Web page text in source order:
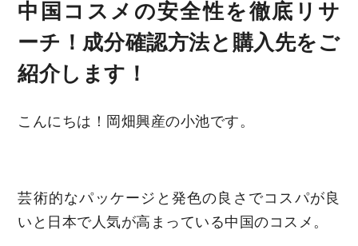
中国コスメの安全性を徹底リサ
ーチ！成分確認方法と購入先をご
紹介します！
こんにちは！岡畑興産の小池です。
芸術的なパッケージと発色の良さでコスパが良
いと日本で人気が高まっている中国のコスメ。